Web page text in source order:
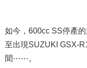
如今，600cc SS停產
至出現SUZUKI GSX-
聞⋯⋯